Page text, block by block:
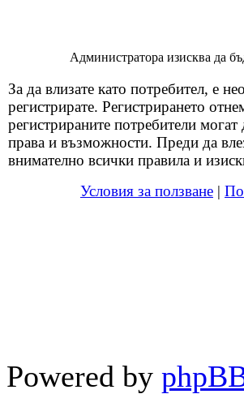
Администратора изисква да
За да влизате като потребител, е
регистрирате. Регистрирането
регистрираните потребители
права и възможности. Преди да
внимателно всички правила и
Условия за ползване |
Powered by